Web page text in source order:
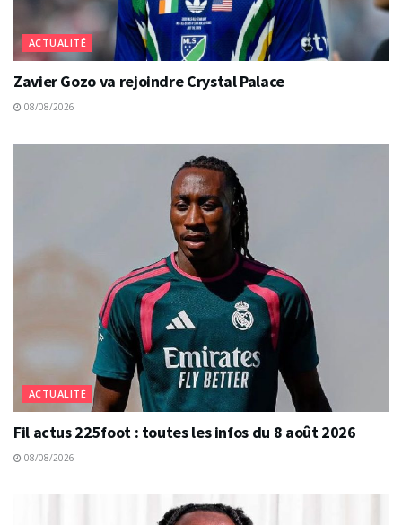
ACTUALITÉ
Zavier Gozo va rejoindre Crystal Palace
08/08/2026
ACTUALITÉ
Fil actus 225foot : toutes les infos du 8 août 2026
08/08/2026